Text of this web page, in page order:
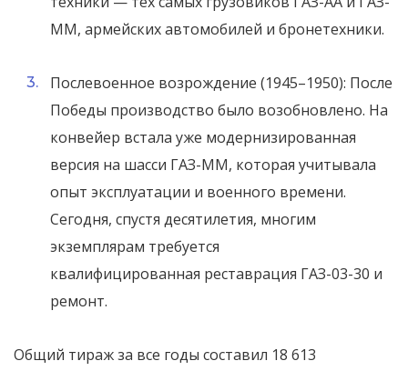
ММ, армейских автомобилей и бронетехники.
Послевоенное возрождение (1945–1950): После
Победы производство было возобновлено. На
конвейер встала уже модернизированная
версия на шасси ГАЗ-ММ, которая учитывала
опыт эксплуатации и военного времени.
Сегодня, спустя десятилетия, многим
экземплярам требуется
квалифицированная реставрация ГАЗ-03-30 и
ремонт.
Общий тираж за все годы составил 18 613